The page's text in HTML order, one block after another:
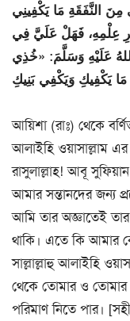
النَّفَقَةِ مَا يَكْفِينِي
عِلْمِهِ، فَهَلْ عَلَيَّ فِي
عَلَيْهِ وَسَلَّمَ: «خُذِي
يَكْفِيكِ وَيَكْفِي بَنِيكِ
আয়িশা (রাঃ) থেকে
আলাইহি ওয়াসাল্লাম
রাসুলাল্লাহ! আবূ
আমার সন্তানদের জন্য
আমি তার অজ্ঞাতেই
থাকি। এতে কি আমার
সাল্লাল্লাহু আলাইহি
থেকে তোমার ও তোমার
পরিমাণ নিতে পার।